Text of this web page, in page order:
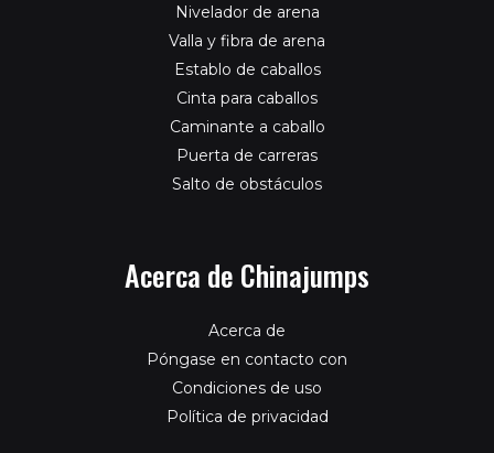
Nivelador de arena
Valla y fibra de arena
Establo de caballos
Cinta para caballos
Caminante a caballo
Puerta de carreras
Salto de obstáculos
Acerca de Chinajumps
Acerca de
Póngase en contacto con
Condiciones de uso
Política de privacidad